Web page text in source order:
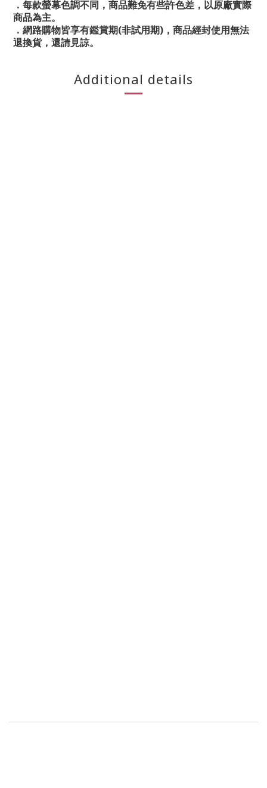
．每款螢幕色調不同，商品難免有些許色差，以原廠實際
商品為主。
．網路購物皆享有鑑賞期(非試用期)，商品經封使用無法
退換貨，還請見諒。
Additional details